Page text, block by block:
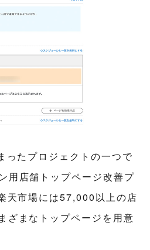
ったプロジェクトの一つで
用店舗トップページ改善プ
天市場には57,000以上の店
ざまなトップページを用意